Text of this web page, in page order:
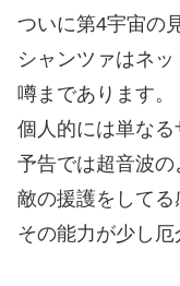
ついに第4宇宙の
シャンツァはネ
噂まであります。
個人的には単なる
予告では超音波
敵の援護をしてる
その能力が少し厄